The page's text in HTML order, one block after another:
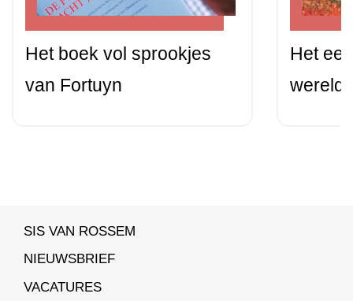
Het boek vol sprookjes
van Fortuyn
Het
SIS VAN ROSSEM
NIEUWSBRIEF
VACATURES